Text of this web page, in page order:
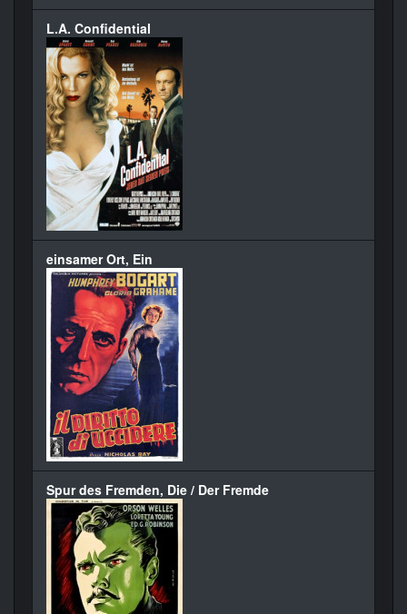
L.A. Confidential
einsamer Ort, Ein
Spur des Fremden, Die / Der Fremde